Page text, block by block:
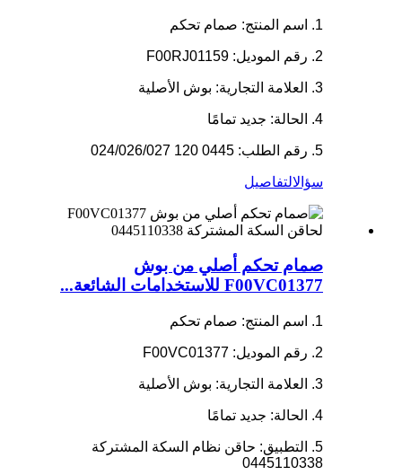
1. اسم المنتج: صمام تحكم
2. رقم الموديل: F00RJ01159
3. العلامة التجارية: بوش الأصلية
4. الحالة: جديد تمامًا
5. رقم الطلب: 0445 120 024/026/027
سؤالالتفاصيل
صمام تحكم أصلي من بوش
F00VC01377 للاستخدامات الشائعة...
1. اسم المنتج: صمام تحكم
2. رقم الموديل: F00VC01377
3. العلامة التجارية: بوش الأصلية
4. الحالة: جديد تمامًا
5. التطبيق: حاقن نظام السكة المشتركة
0445110338